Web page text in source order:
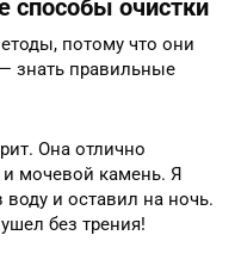
очистки
потому что они
знать правильные
Она отлично
и мочевой камень. Я
и оставил на ночь.
без трения!